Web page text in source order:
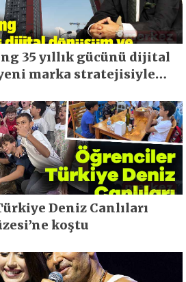
35 yıllık gücünü dijital
marka stratejisiyle
Deniz Canlıları
koştu